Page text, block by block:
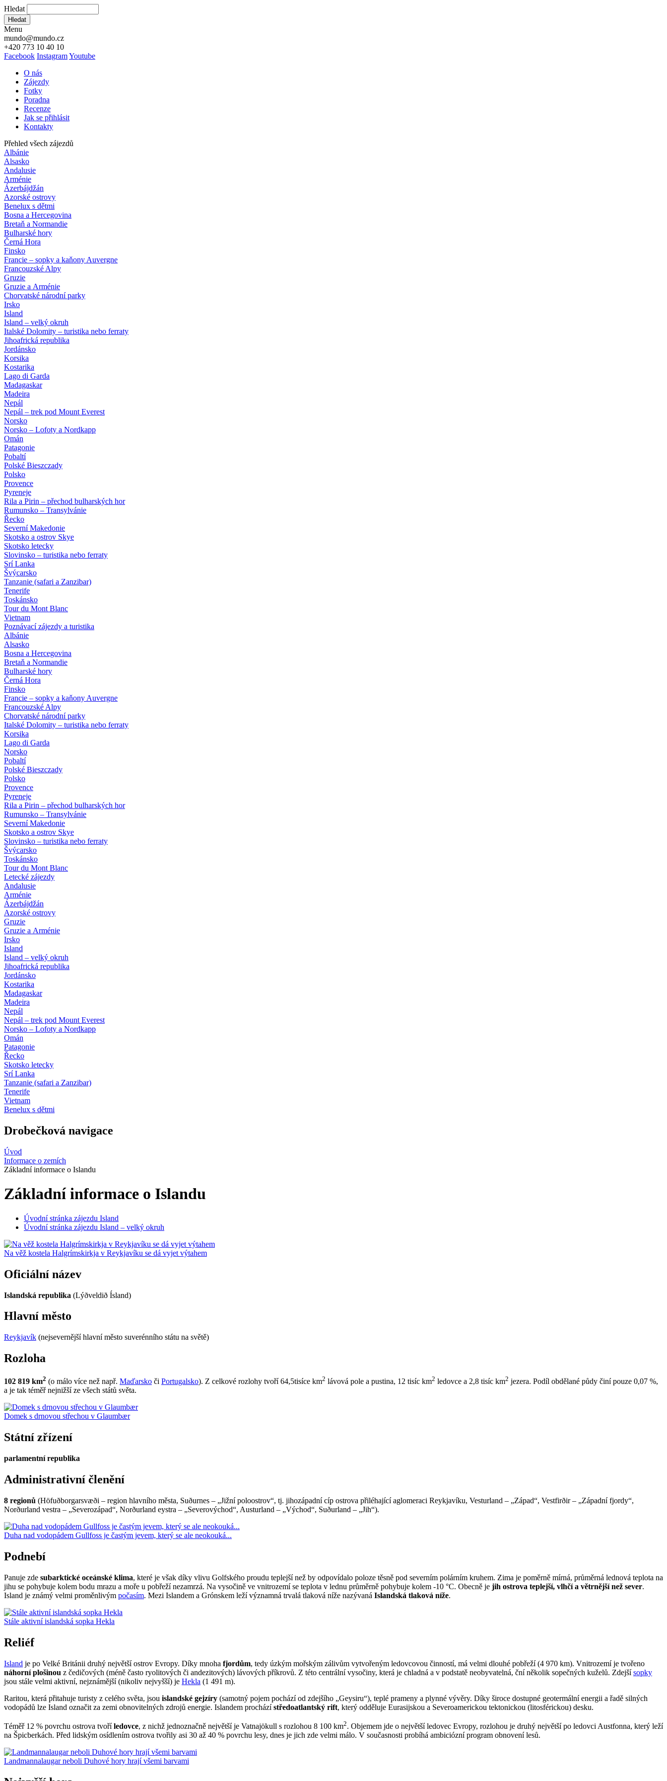
Hledat
Hledat
Menu
mundo@mundo.cz
+420 773 10 40 10
Facebook InstagramYoutube
O nás
Zájezdy
Fotky
Poradna
Recenze
Jak se přihlásit
Kontakty
Přehled všech zájezdů
Albánie
Alsasko
Andalusie
Arménie
Ázerbájdžán
Azorské ostrovy
Benelux s dětmi
Bosna a Hercegovina
Bretaň a Normandie
Bulharské hory
Černá Hora
Finsko
Francie – sopky a kaňony Auvergne
Francouzské Alpy
Gruzie
Gruzie a Arménie
Chorvatské národní parky
Irsko
Island
Island – velký okruh
Italské Dolomity – turistika nebo ferraty
Jihoafrická republika
Jordánsko
Korsika
Kostarika
Lago di Garda
Madagaskar
Madeira
Nepál
Nepál – trek pod Mount Everest
Norsko
Norsko – Lofoty a Nordkapp
Omán
Patagonie
Pobaltí
Polské Bieszczady
Polsko
Provence
Pyreneje
Rila a Pirin – přechod bulharských hor
Rumunsko – Transylvánie
Řecko
Severní Makedonie
Skotsko a ostrov Skye
Skotsko letecky
Slovinsko – turistika nebo ferraty
Srí Lanka
Švýcarsko
Tanzanie (safari a Zanzibar)
Tenerife
Toskánsko
Tour du Mont Blanc
Vietnam
Poznávací zájezdy a turistika
Albánie
Alsasko
Bosna a Hercegovina
Bretaň a Normandie
Bulharské hory
Černá Hora
Finsko
Francie – sopky a kaňony Auvergne
Francouzské Alpy
Chorvatské národní parky
Italské Dolomity – turistika nebo ferraty
Korsika
Lago di Garda
Norsko
Pobaltí
Polské Bieszczady
Polsko
Provence
Pyreneje
Rila a Pirin – přechod bulharských hor
Rumunsko – Transylvánie
Severní Makedonie
Skotsko a ostrov Skye
Slovinsko – turistika nebo ferraty
Švýcarsko
Toskánsko
Tour du Mont Blanc
Letecké zájezdy
Andalusie
Arménie
Ázerbájdžán
Azorské ostrovy
Gruzie
Gruzie a Arménie
Irsko
Island
Island – velký okruh
Jihoafrická republika
Jordánsko
Kostarika
Madagaskar
Madeira
Nepál
Nepál – trek pod Mount Everest
Norsko – Lofoty a Nordkapp
Omán
Patagonie
Řecko
Skotsko letecky
Srí Lanka
Tanzanie (safari a Zanzibar)
Tenerife
Vietnam
Benelux s dětmi
Drobečková navigace
Úvod
Informace o zemích
Základní informace o Islandu
Základní informace o Islandu
Úvodní stránka zájezdu Island
Úvodní stránka zájezdu Island – velký okruh
Na věž kostela Halgrímskirkja v Reykjavíku se dá vyjet výtahem
Oficiální název
Islandská republika (Lýðveldið Ísland)
Hlavní město
Reykjavík (nejsevernější hlavní město suverénního státu na světě)
Rozloha
102 819 km2 (o málo více než např. Maďarsko či Portugalsko). Z celkové rozlohy tvoří 64,5tisíce km2 lávová pole a pustina, 12 tisíc km2 ledovce a 2,8 tisíc km2 jezera. Podíl obdělané půdy činí pouze 0,07 %,
a je tak téměř nejnižší ze všech států světa.
Domek s drnovou střechou v Glaumbær
Státní zřízení
parlamentní republika
Administrativní členění
8 regionů (Höfuðborgarsvæði – region hlavního města, Suðurnes – „Jižní poloostrov“, tj. jihozápadní cíp ostrova přiléhající aglomeraci Reykjavíku, Vesturland – „Západ“, Vestfirðir – „Západní fjordy“,
Norðurland vestra – „Severozápad“, Norðurland eystra – „Severovýchod“, Austurland – „Východ“, Suðurland – „Jih“).
Duha nad vodopádem Gullfoss je častým jevem, který se ale neokouká...
Podnebí
Panuje zde subarktické oceánské klima, které je však díky vlivu Golfského proudu teplejší než by odpovídalo poloze těsně pod severním polárním kruhem. Zima je poměrně mírná, průměrná lednová teplota na
jihu se pohybuje kolem bodu mrazu a moře u pobřeží nezamrzá. Na vysočině ve vnitrozemí se teplota v lednu průměrně pohybuje kolem -10 °C. Obecně je jih ostrova teplejší, vlhčí a větrnější než sever.
Island je známý velmi proměnlivým počasím. Mezi Islandem a Grónskem leží významná trvalá tlaková níže nazývaná Islandská tlaková níže.
Stále aktivní islandská sopka Hekla
Reliéf
Island je po Velké Británii druhý největší ostrov Evropy. Díky mnoha fjordům, tedy úzkým mořským zálivům vytvořeným ledovcovou činností, má velmi dlouhé pobřeží (4 970 km). Vnitrozemí je tvořeno
náhorní plošinou z čedičových (méně často ryolitových či andezitových) lávových příkrovů. Z této centrální vysočiny, která je chladná a v podstatě neobyvatelná, ční několik sopečných kuželů. Zdejšísopky
jsou stále velmi aktivní, nejznámější (nikoliv nejvyšší) je Hekla (1 491 m).
Raritou, která přitahuje turisty z celého světa, jsou islandské gejzíry (samotný pojem pochází od zdejšího „Geysiru“), teplé prameny a plynné vývěry. Díky široce dostupné geotermální energii a řadě silných
vodopádů lze Island označit za zemi obnovitelných zdrojů energie. Islandem procházístředoatlantský rift, který odděluje Eurasijskou a Severoamerickou tektonickou (litosférickou) desku.
Téměř 12 % povrchu ostrova tvoříledovce, z nichž jednoznačně největší je Vatnajökull s rozlohou 8 100 km2. Objemem jde o největší ledovec Evropy, rozlohou je druhý největší po ledovci Austfonna, který leží
na Špicberkách. Před lidským osídlením ostrova tvořily asi 30 až 40 % povrchu lesy, dnes je jich zde velmi málo. V současnosti probíhá ambiciózní program obnovení lesů.
Landmannalaugar neboli Duhové hory hrají všemi barvami